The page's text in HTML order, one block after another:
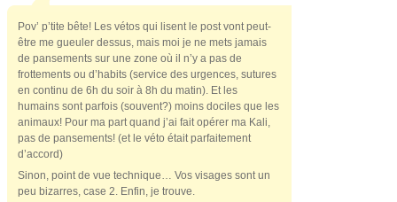
Pov’ p’tite bête! Les vétos qui lisent le post vont peut-
être me gueuler dessus, mais moi je ne mets jamais
de pansements sur une zone où il n’y a pas de
frottements ou d’habits (service des urgences, sutures
en continu de 6h du soir à 8h du matin). Et les
humains sont parfois (souvent?) moins dociles que les
animaux! Pour ma part quand j’ai fait opérer ma Kali,
pas de pansements! (et le véto était parfaitement
d’accord)
Sinon, point de vue technique… Vos visages sont un
peu bizarres, case 2. Enfin, je trouve.